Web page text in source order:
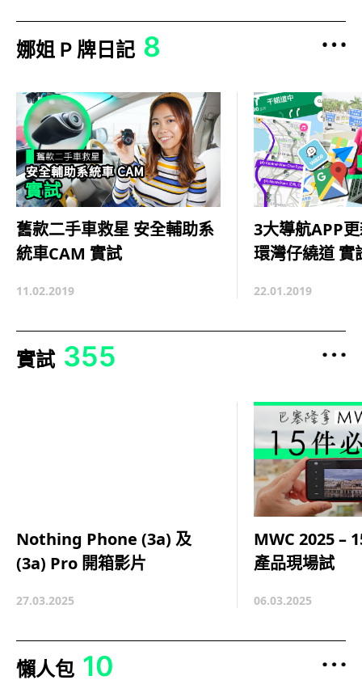
娜姐 P 牌日記 8
舊款二手車救星 安全輔助系
統車CAM 實試
11.02.2019
3大導航APP
環灣仔繞道 實
22.01.2019
實試 355
Nothing Phone (3a) 及
(3a) Pro 開箱影片
27.03.2025
MWC 2025 –
產品現場試
06.03.2025
懶人包 10